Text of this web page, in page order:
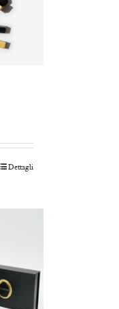
Dettagli